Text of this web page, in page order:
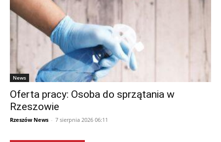
News
Oferta pracy: Osoba do sprzątania w
Rzeszowie
Rzeszów News - 7 sierpnia 2026 06:11